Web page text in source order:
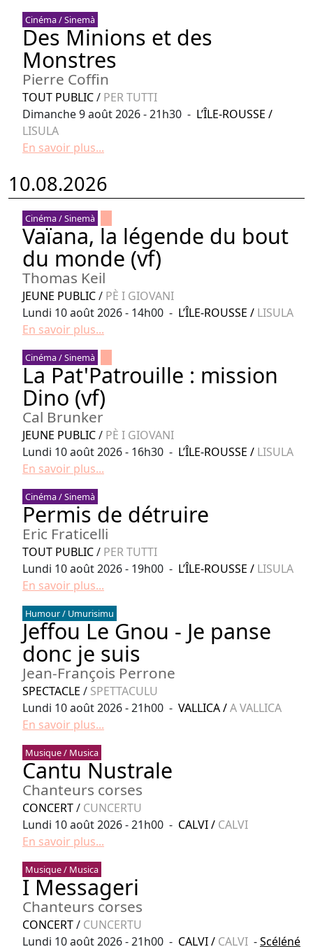
Cinéma / Sinemà
Des Minions et des
Monstres
Pierre Coffin
TOUT PUBLIC/ PER TUTTI
Dimanche 9 août 2026 - 21h30 - L’ÎLE-ROUSSE /
LISULA
En savoir plus...
10.08.2026
Cinéma / Sinemà
Vaïana, la légende du bout
du monde (vf)
Thomas Keil
JEUNE PUBLIC/ PÈ I GIOVANI
Lundi 10 août 2026 - 14h00 - L’ÎLE-ROUSSE / LISULA
En savoir plus...
Cinéma / Sinemà
La Pat'Patrouille : mission
Dino (vf)
Cal Brunker
JEUNE PUBLIC/ PÈ I GIOVANI
Lundi 10 août 2026 - 16h30 - L’ÎLE-ROUSSE / LISULA
En savoir plus...
Cinéma / Sinemà
Permis de détruire
Eric Fraticelli
TOUT PUBLIC/ PER TUTTI
Lundi 10 août 2026 - 19h00 - L’ÎLE-ROUSSE / LISULA
En savoir plus...
Humour / Umurisimu
Jeffou Le Gnou - Je panse
donc je suis
Jean-François Perrone
SPECTACLE / SPETTACULU
Lundi 10 août 2026 - 21h00 - VALLICA/A VALLICA
En savoir plus...
Musique / Musica
Cantu Nustrale
Chanteurs corses
CONCERT/ CUNCERTU
Lundi 10 août 2026 - 21h00 - CALVI/ CALVI
En savoir plus...
Musique / Musica
I Messageri
Chanteurs corses
CONCERT/ CUNCERTU
Lundi 10 août 2026 - 21h00 - CALVI/ CALVI -Scéléné